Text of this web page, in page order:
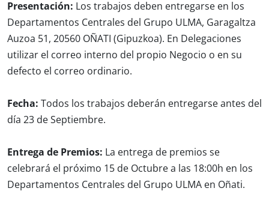
Presentación: Los trabajos deben entregarse en los
Departamentos Centrales del Grupo ULMA, Garagaltza
Auzoa 51, 20560 OÑATI (Gipuzkoa). En Delegaciones
utilizar el correo interno del propio Negocio o en su
defecto el correo ordinario.
Fecha: Todos los trabajos deberán entregarse antes del
día 23 de Septiembre.
Entrega de Premios: La entrega de premios se
celebrará el próximo 15 de Octubre a las 18:00h en los
Departamentos Centrales del Grupo ULMA en Oñati.